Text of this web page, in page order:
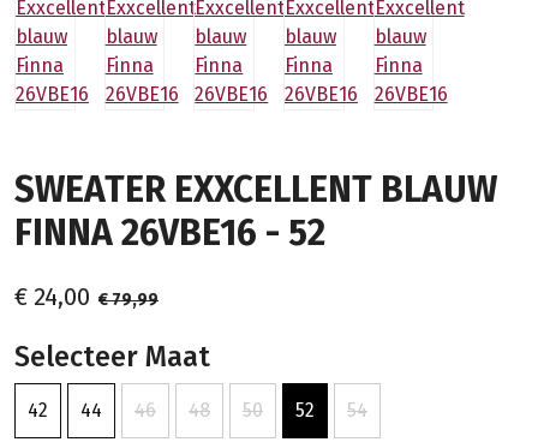
SWEATER EXXCELLENT BLAUW
FINNA 26VBE16 - 52
€ 24,00 € 79,99
Selecteer Maat
42 44 46 48 50 52 54